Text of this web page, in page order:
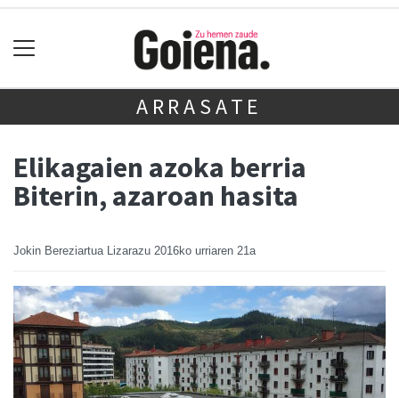
ARRASATE
Elikagaien azoka berria
Biterin, azaroan hasita
Jokin Bereziartua Lizarazu 2016ko urriaren 21a